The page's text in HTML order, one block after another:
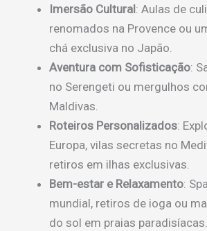
Imersão Cultural: Aulas de
renomados na Provence ou
chá exclusiva no Japão.
Aventura com Sofisticação:
no Serengeti ou mergulhos
Maldivas.
Roteiros Personalizados:
Europa, vilas secretas no
retiros em ilhas exclusivas.
Bem-estar e Relaxamento:
mundial, retiros de ioga ou
do sol em praias paradisíacas.